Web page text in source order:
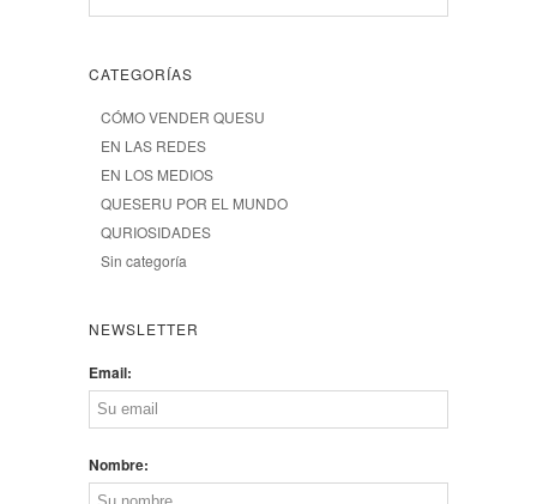
CATEGORÍAS
CÓMO VENDER QUESU
EN LAS REDES
EN LOS MEDIOS
QUESERU POR EL MUNDO
QURIOSIDADES
Sin categoría
NEWSLETTER
Email:
Nombre: